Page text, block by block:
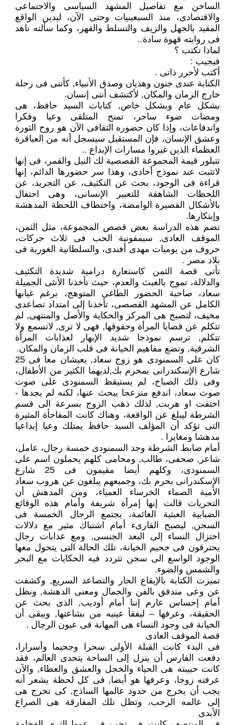
الساخن مع تفاصيل المشهد السياسى والاجتماعى
والاقتصادى، منذ السبعينيات وحتى الآن، ليدين الواقع
المقيد بالجهل والزيف والتسلط والقهر، وكما سألته ناهد
فى روايته قهوة سادة..
لماذا تكتب ؟
فيجيب :
أكتب لأحرر ذاتى .
الكتابة عندى جنون وهذيان وصدق الأنبياء, كأننى فى رحلة
خارج الزمان والمكان, لأكتشف أننى إنسان.
بشكل عام وبشكل خاص, كتابات السيد حافظ، هى
ومضات ضوء ساحر، تمنح المتلقى وعيا وفكرا
واندفاعات، وإذا كان حضوره الثقافى الآن هو روح الثورة
وعشق الإنسان، فإن المستقبل سيسجل أنه من العباقرة
العظماء الذين غيروا مسارات الإبداع ..
تتبلور قيمة المجموعة القصصية لك النيل والقمر، فى إنها
لاتثبت عند نموذج أحادى، وهذا سر حضورها الدائم، إنها
قراءة فى الوجود، بحث عن التكثيف، عن التجريد، عن
اللحظات الشاهقة للتعبير الإنسانى، وهى احتفال
بالأشكال القصيرة الوامضة، واختطاف اللحظة المدهشة
وإبتكارها.
تضم هذه الدراسة بعض قصص المجموعة، مثل الثمن،
الموقف العادى, سيمفونية الحب فى ثلاث حركات،
حروف من يوميات مهدى أفندى، والسلطانية الغورية فى
بلاد مصر .
تأتى قصة الثمن كاستعارة درامية شديدة التكثيف
والدلالة، تموج بالعبث والعدم، حيث تأخذنا الأنثى الجميلة
سعاد، صاحبة الحضور الطاغى المتوهج، برغم غيابها
الكامل عن المشهد القصصى، تأخذنا إلى امتداد تصاعدى
مخيف، لتصبح هى المركز والحكاية والأصل والمنتهى, لم
تتكلم عن قضايا المرأة وحقوقها, فهى لا ترى, لاتسمع ولا
تتكلم, ترسم نموذجا شديد الإبهار لعذابات المرأة
الشرقية, وتضع مفاهيم الخيانة فى قلب الزمان والمكان.
كان على السمنودى هو زوج سعاد, يعيشان معا فى 25
شارع الإسكندرانى بمحرم بك,لديهما الكثير من الأطفال،
وفى ذلك الصباح، لم يستيقظ السمنودى على صوت
صوت سعاد، اندفع منزعجا يبحث عنها، لكنه لم يجدها -
اختفت او هربت, لذلك ذهب الزوج بسرعة الى قسم
الشرطة ليبلغ عن الواقعة، وهناك كانت المفاجأة المثيرة
التى تؤكد أن المؤلف السيد حافظ يمتلك وعيا إبداعيا
مدهشا ومغايرا .
أمام ضابط الشرطة وجد السمنودى خمسة رجال، عامل،
شاعر, صحفى، طالب, ومحامى كلهم يحملون اسم على
السمنودى، وكلهم أيضا مقيمون فى 25 شارع
الإسكندرانى بحرم بك، وجميعهم يبلغون عن هروب سعاد
الأمية الصماء الخرساء العمياء، ومن المدهش أن
التحريات قالت إنها إمرأة شريفة وأمام هذه الوقائع
الضبابية العبثية الغائمة، يجتمع الرجال الخمسة فى
السجن, ليصبح القارىء أمام اشتباك مثير مع دلالات
اختزال النساء إلى البعد الجنسى, ومع عذابات رجال
يحترقون فى جحيم الخيانة، تلك الحالة التى يتحول معها
الوجود الواسع الى سجن تتردد فيه الحكايات مع البحر
والشمس والضوء.
تميزت الكتابة بالإيقاع الحار والتصاعد السريع, وكشفت
عن وعى متدفق بالفن والجمال ومعنى الدهشة, ونظل
أمام إحساس عارم إننا أمام أوديب, الذى بحث عن
الحقيقة، وعرفها – ليفقأ عينيه من بشاعتها, ويبقى أن
الخيانة فى وجود النساء هى المهانة فى عيون الرجال .
قصة الموقف العادى
فى البدء كانت القبلة الأولى سحرا وجحيما وأسرارا،
دفعت الفارس أن ينزل إلى الساحة يتحدى العالم، فقد
كانت حبيبته هى الحياء والخجل والعشق والعطاء, والآن
عرفته زوجا، وعرفها هو أيضا, فى كل لحظة يشعر أنه
يجب أن يخرج من حدود عالمها الساذج, كى تخرج هى
إلى عالمه الرحب، وتظل تلك المفارقة هى الصراع
الأبدى